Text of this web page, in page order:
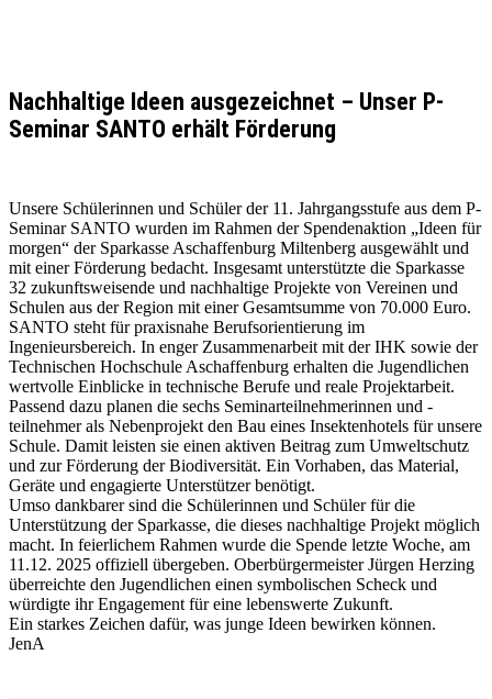
Nachhaltige Ideen ausgezeichnet – Unser P-
Seminar SANTO erhält Förderung
Unsere Schülerinnen und Schüler der 11. Jahrgangsstufe aus dem P-
Seminar SANTO wurden im Rahmen der Spendenaktion „Ideen für
morgen“ der Sparkasse Aschaffenburg Miltenberg ausgewählt und
mit einer Förderung bedacht. Insgesamt unterstützte die Sparkasse
32 zukunftsweisende und nachhaltige Projekte von Vereinen und
Schulen aus der Region mit einer Gesamtsumme von 70.000 Euro.
SANTO steht für praxisnahe Berufsorientierung im
Ingenieursbereich. In enger Zusammenarbeit mit der IHK sowie der
Technischen Hochschule Aschaffenburg erhalten die Jugendlichen
wertvolle Einblicke in technische Berufe und reale Projektarbeit.
Passend dazu planen die sechs Seminarteilnehmerinnen und -
teilnehmer als Nebenprojekt den Bau eines Insektenhotels für unsere
Schule. Damit leisten sie einen aktiven Beitrag zum Umweltschutz
und zur Förderung der Biodiversität. Ein Vorhaben, das Material,
Geräte und engagierte Unterstützer benötigt.
Umso dankbarer sind die Schülerinnen und Schüler für die
Unterstützung der Sparkasse, die dieses nachhaltige Projekt möglich
macht. In feierlichem Rahmen wurde die Spende letzte Woche, am
11.12. 2025 offiziell übergeben. Oberbürgermeister Jürgen Herzing
überreichte den Jugendlichen einen symbolischen Scheck und
würdigte ihr Engagement für eine lebenswerte Zukunft.
Ein starkes Zeichen dafür, was junge Ideen bewirken können.
JenA